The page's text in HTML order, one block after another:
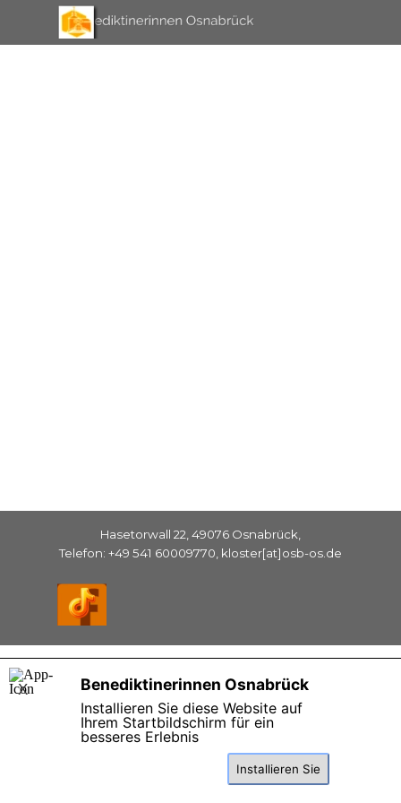
Direkt zum Seiteninhalt
Menü überspringen
Hasetorwall 22, 49076 Osnabrück,
Telefon: +49 541 60009770, kloster[at]osb-os.de
Benediktinerinnen Osnabrück
Installieren Sie diese Website auf
Ihrem Startbildschirm für ein
besseres Erlebnis
Installieren Sie
X